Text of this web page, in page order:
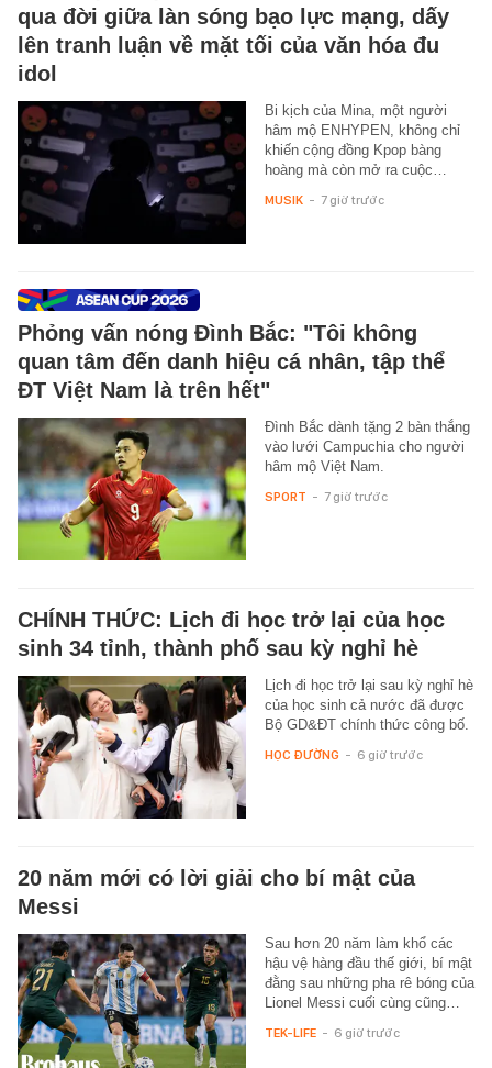
qua đời giữa làn sóng bạo lực mạng, dấy
lên tranh luận về mặt tối của văn hóa đu
idol
Bi kịch của Mina, một người
hâm mộ ENHYPEN, không chỉ
khiến cộng đồng Kpop bàng
hoàng mà còn mở ra cuộc…
MUSIK - 7 giờ trước
Phỏng vấn nóng Đình Bắc: "Tôi không
quan tâm đến danh hiệu cá nhân, tập thể
ĐT Việt Nam là trên hết"
Đình Bắc dành tặng 2 bàn thắng
vào lưới Campuchia cho người
hâm mộ Việt Nam.
SPORT - 7 giờ trước
CHÍNH THỨC: Lịch đi học trở lại của học
sinh 34 tỉnh, thành phố sau kỳ nghỉ hè
Lịch đi học trở lại sau kỳ nghỉ hè
của học sinh cả nước đã được
Bộ GD&ĐT chính thức công bố.
HỌC ĐƯỜNG - 6 giờ trước
20 năm mới có lời giải cho bí mật của
Messi
Sau hơn 20 năm làm khổ các
hậu vệ hàng đầu thế giới, bí mật
đằng sau những pha rê bóng của
Lionel Messi cuối cùng cũng…
TEK-LIFE - 6 giờ trước